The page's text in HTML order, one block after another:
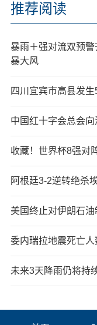
推荐阅读
暴雨＋强对流双预
暴大风
四川宜宾市高县发
中国红十字会总会
收藏！世界杯8强对
阿根廷3-2逆转绝杀
美国终止对伊朗石
委内瑞拉地震死亡人
未来3天降雨仍将持